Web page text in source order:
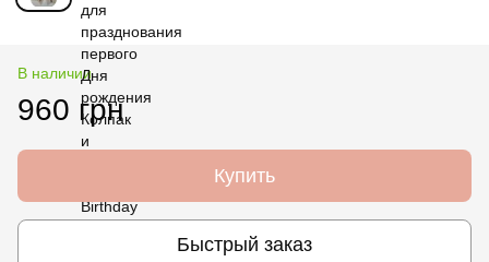
В наличии
960 грн
Купить
Быстрый заказ